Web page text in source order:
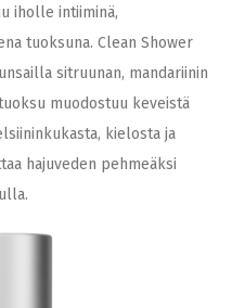
iholle intiiminä,
tuoksuna. Clean Shower
sitruunan, mandariinin
muodostuu keveistä
kielosta ja
hajuveden pehmeäksi